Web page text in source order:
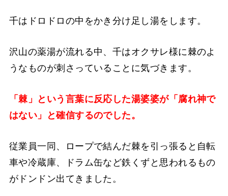
千はドロドロの中をかき分け足し湯をします。
沢山の薬湯が流れる中、千はオクサレ様に棘のよ
うなものが刺さっていることに気づきます。
「棘」という言葉に反応した湯婆婆が「腐れ神で
はない」と確信するのでした。
従業員一同、ロープで結んだ棘を引っ張ると自転
車や冷蔵庫、ドラム缶など鉄くずと思われるもの
がドンドン出てきました。